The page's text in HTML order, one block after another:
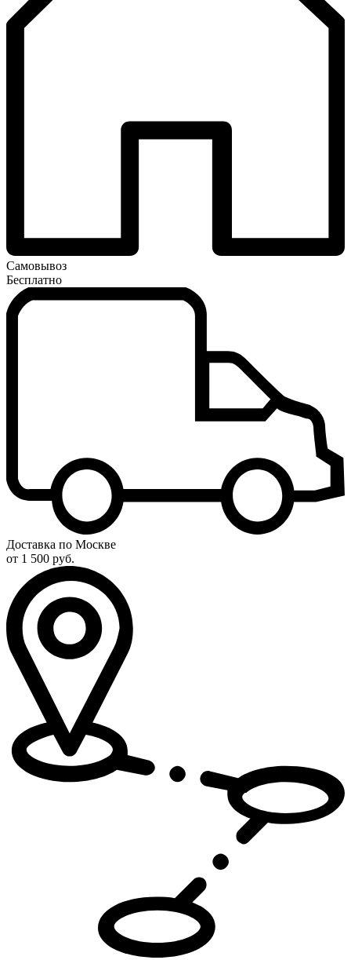
Самовывоз
Бесплатно
Доставка по Москве
от 1 500 руб.